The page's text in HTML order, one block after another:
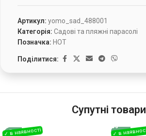
Артикул: yomo_sad_488001
Категорія: Садові та пляжні парасолі
Позначка: HOT
Поділитися:
Супутні товари